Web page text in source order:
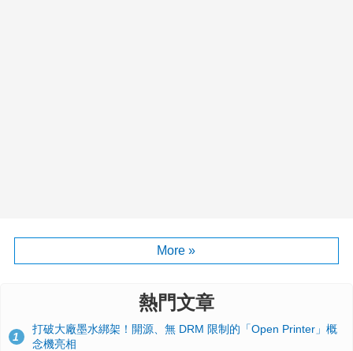
More »
熱門文章
1
打破大廠墨水綁架！開源、無 DRM 限制的「Open Printer」概
念機亮相